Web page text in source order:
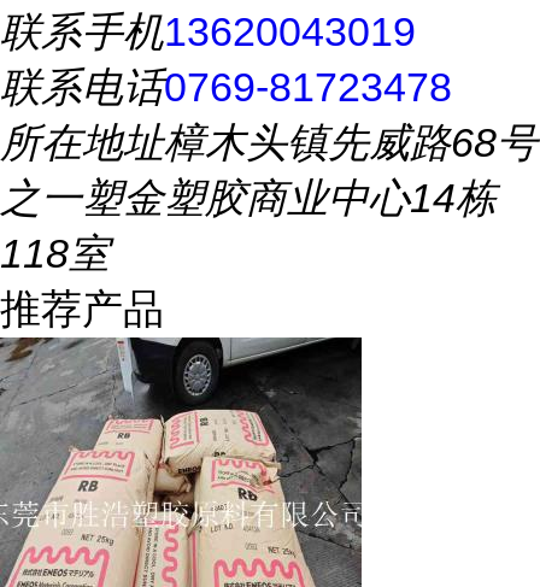
联系手机13620043019
联系电话0769-81723478
所在地址樟木头镇先威路68号
之一塑金塑胶商业中心14栋
118室
推荐产品